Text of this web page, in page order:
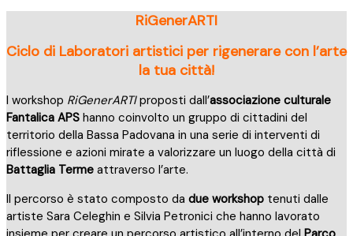
RiGenerARTI
Ciclo di Laboratori artistici per rigenerare con l’arte
la tua città!
I workshop RiGenerARTIproposti dall’associazione culturale
Fantalica APS hanno coinvolto un gruppo di cittadini del
territorio della Bassa Padovana in una serie di interventi di
riflessione e azioni mirate a valorizzare un luogo della città di
Battaglia Terme attraverso l’arte.
Il percorso è stato composto da due workshop tenuti dalle
artiste Sara Celeghin e Silvia Petronici che hanno lavorato